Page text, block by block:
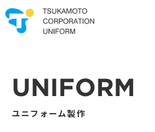
UNIFORM
ユニフォーム製作